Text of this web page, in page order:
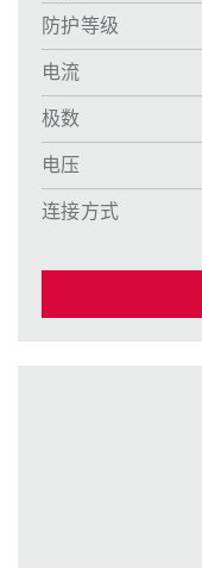
防护等级
电流
极数
电压
连接方式